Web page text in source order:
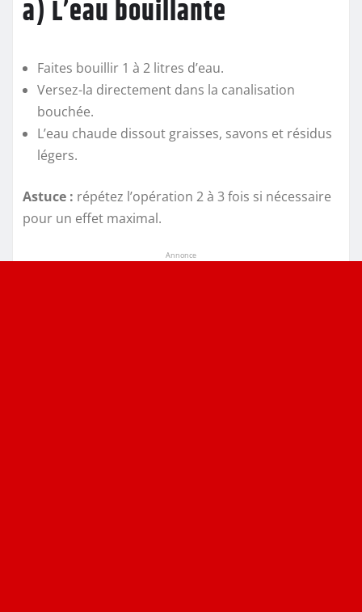
a) L’eau bouillante
Faites bouillir 1 à 2 litres d’eau.
Versez-la directement dans la canalisation
bouchée.
L’eau chaude dissout graisses, savons et résidus
légers.
Astuce : répétez l’opération 2 à 3 fois si nécessaire
pour un effet maximal.
Annonce